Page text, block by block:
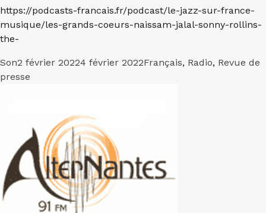
https://podcasts-francais.fr/podcast/le-jazz-sur-france-
musique/les-grands-coeurs-naissam-jalal-sonny-rollins-
the-
Format
SonPublié
le
2 février 20224 février 2022Catégories
Français, Radio, Revue de
presse